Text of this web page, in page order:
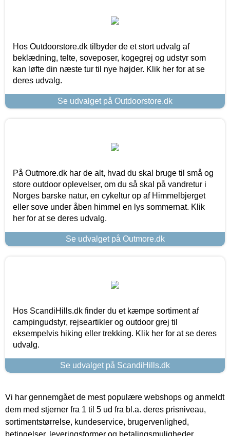
Hos Outdoorstore.dk tilbyder de et stort udvalg af
beklædning, telte, soveposer, kogegrej og udstyr som
kan løfte din næste tur til nye højder. Klik her for at se
deres udvalg.
Se udvalget på Outdoorstore.dk
På Outmore.dk har de alt, hvad du skal bruge til små og
store outdoor oplevelser, om du så skal på vandretur i
Norges barske natur, en cykeltur op af Himmelbjerget
eller sove under åben himmel en lys sommernat. Klik
her for at se deres udvalg.
Se udvalget på Outmore.dk
Hos ScandiHills.dk finder du et kæmpe sortiment af
campingudstyr, rejseartikler og outdoor grej til
eksempelvis hiking eller trekking. Klik her for at se deres
udvalg.
Se udvalget på ScandiHills.dk
Vi har gennemgået de mest populære webshops og anmeldt
dem med stjerner fra 1 til 5 ud fra bl.a. deres prisniveau,
sortimentstørrelse, kundeservice, brugervenlighed,
betingelser, leveringsformer og betalingsmuligheder.